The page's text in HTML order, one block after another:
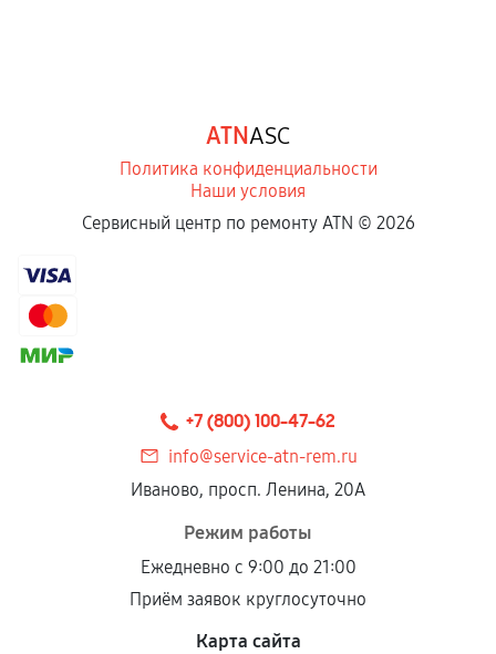
ATNASC
Политика конфиденциальности
Наши условия
Сервисный центр по ремонту ATN © 2026
+7 (800) 100-47-62
info@service-atn-rem.ru
Иваново, просп. Ленина, 20А
Режим работы
Ежедневно с 9:00 до 21:00
Приём заявок круглосуточно
Карта сайта